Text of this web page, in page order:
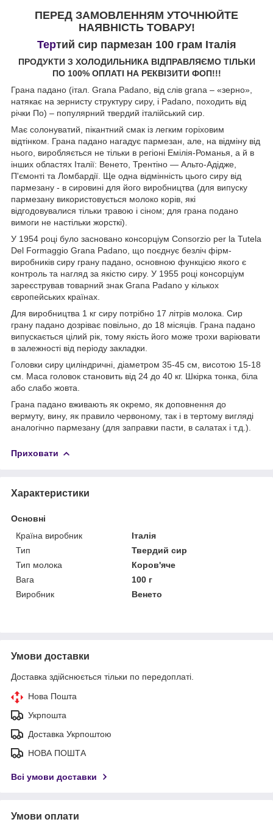
ПЕРЕД ЗАМОВЛЕННЯМ УТОЧНЮЙТЕ
НАЯВНІСТЬ ТОВАРУ!
Тертий сир пармезан 100 грам Італія
ПРОДУКТИ З ХОЛОДИЛЬНИКА ВІДПРАВЛЯЄМО ТІЛЬКИ
ПО 100% ОПЛАТІ НА РЕКВІЗИТИ ФОП!!!
Грана падано (італ. Grana Padano, від слів grana – «зерно»,
натякає на зернисту структуру сиру, і Padano, походить від
річки По) – популярний твердий італійський сир.
Має солонуватий, пікантний смак із легким горіховим
відтінком. Грана падано нагадує пармезан, але, на відміну від
нього, виробляється не тільки в регіоні Емілія-Романья, а й в
інших областях Італії: Венето, Трентіно — Альто-Адідже,
П'ємонті та Ломбардії. Ще одна відмінність цього сиру від
пармезану - в сировині для його виробництва (для випуску
пармезану використовується молоко корів, які
відгодовувалися тільки травою і сіном; для грана подано
вимоги не настільки жорсткі).
У 1954 році було засновано консорціум Consorzio per la Tutela
Del Formaggio Grana Padano, що поєднує безліч фірм-
виробників сиру грану падано, основною функцією якого є
контроль та нагляд за якістю сиру. У 1955 році консорціум
зареєстрував товарний знак Grana Padano у кількох
європейських країнах.
Для виробництва 1 кг сиру потрібно 17 літрів молока. Сир
грану падано дозріває повільно, до 18 місяців. Грана падано
випускається цілий рік, тому якість його може трохи варіювати
в залежності від періоду закладки.
Головки сиру циліндричні, діаметром 35-45 см, висотою 15-18
см. Маса головок становить від 24 до 40 кг. Шкірка тонка, біла
або слабо жовта.
Грана падано вживають як окремо, як доповнення до
вермуту, вину, як правило червоному, так і в тертому вигляді
аналогічно пармезану (для заправки пасти, в салатах і т.д.).
Приховати
Характеристики
Основні
Країна виробник
Італія
Тип
Твердий сир
Тип молока
Коров'яче
Вага
100 г
Виробник
Венето
Умови доставки
Доставка здійснюється тільки по передоплаті.
Нова Пошта
Укрпошта
Доставка Укрпоштою
НОВА ПОШТА
Всі умови доставки
Умови оплати